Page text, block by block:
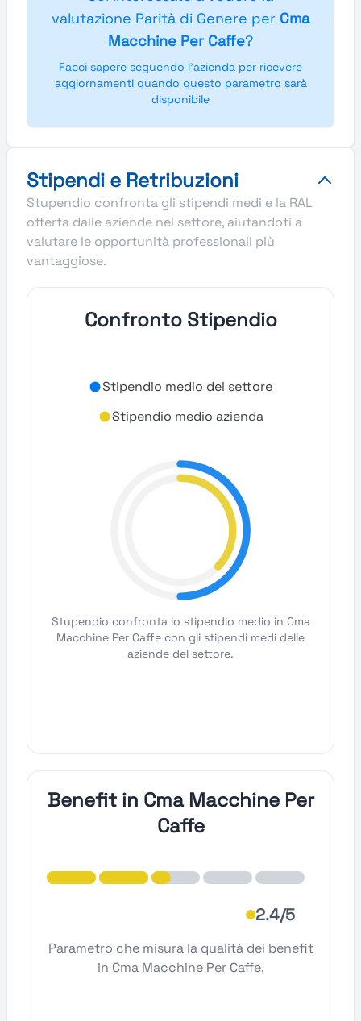
valutazione Parità di Genere per Cma
Macchine Per Caffe?
Facci sapere seguendo l'azienda per ricevere
aggiornamenti quando questo parametro sarà
disponibile
Stipendi e Retribuzioni
Stupendio confronta gli stipendi medi e la RAL
offerta dalle aziende nel settore, aiutandoti a
valutare le opportunità professionali più
vantaggiose.
Confronto Stipendio
Stipendio medio del settore
Stipendio medio azienda
Stupendio confronta lo stipendio medio in Cma
Macchine Per Caffe con gli stipendi medi delle
aziende del settore.
Benefit in Cma Macchine Per
Caffe
2.4/5
Parametro che misura la qualità dei benefit
in Cma Macchine Per Caffe.